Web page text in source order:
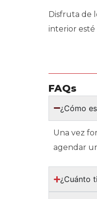
Disfruta de
interior esté
FAQs
¿Cómo
Una vez
agendar
¿Cuánto